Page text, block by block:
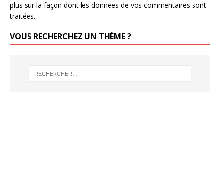
plus sur la façon dont les données de vos commentaires sont
traitées.
VOUS RECHERCHEZ UN THÈME ?